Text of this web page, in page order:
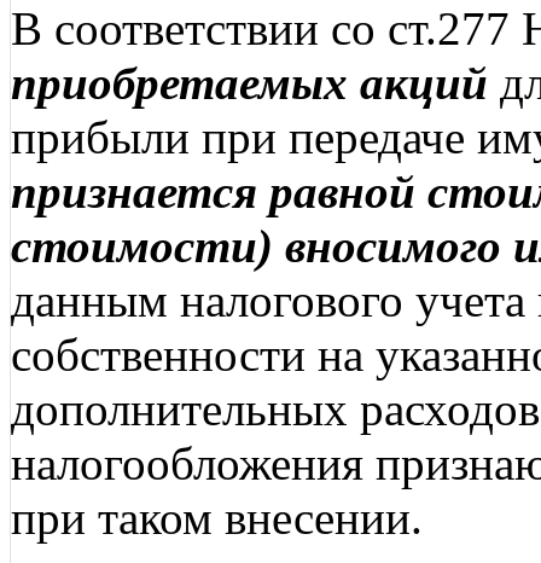
В соответствии со
приобретаемых акций
прибыли при передаче
признается равной
стоимости) вносимого
данным налогового учета
собственности на
дополнительных
налогообложения
при таком внесении.